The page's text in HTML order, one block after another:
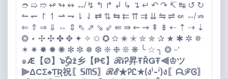
➮ ➯ ➱ ↫ ↬ ↭ ↮ ↯ ↰ ↱ ↲ ↳ ↴ ↵ ↶ ↷ ↸ ↹ ↺ ↻
↼ ↽ ↾ ↿ ⇀ ⇁ ⇂ ⇃ ⇄ ⇅ ⇆ ⇇ ⇈ ⇉ ⇊ ⇋ ⇌ ⇍ ⇎ ⇏
⇐ ⇑ ⇒ ⇓ ⇔ ⇕ ⇖ ⇗ ⇘ ⇙ ⇚ ⇛ ⇜ ⇝ ⇞ ⇟ ⇠ ⇡ ⇢ ⇣
❂ ⋆ ✢ ✣ ✤ ✥ ✦ ✧ ✩ ✪ ✫ ✬ ✭ ✮ ✯ ✰ ★ ✱ ✲ ✵
✶ ✷ ✸ ✹ ✺ ✻ ✼ ❅ ❆ ❈ ❉ ❊ ❋ ╰ ☆ ╮ ❂ -‘
๑Æ【Ø】๖ۣۜQž乡【₱€】ℛɨᎮ昇ŦŘǤŦ⫷♔ツ
⫸ΔCΣ♠Ƭ͢Ʀ祝〖𝕊ᗰ𝕊〗ℛℰ★ᎮᏝ★(ง’̀-‘́)ง〖ᗩℱᎶ〗